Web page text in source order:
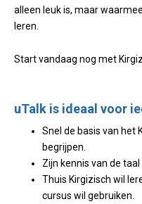
alleen leuk is, maar
leren.
Start vandaag nog met
uTalk is ideaal voor
Snel de basis van het
begrijpen.
Zijn kennis van de
Thuis Kirgizisch wil
cursus wil gebruiken.